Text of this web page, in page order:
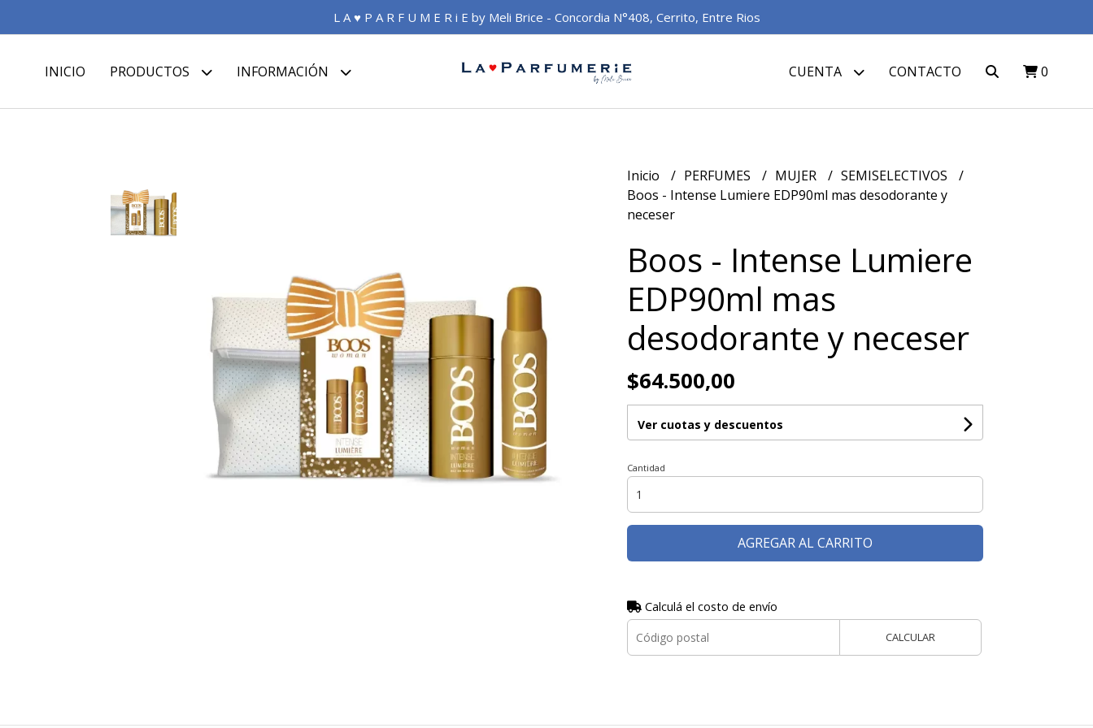
L A ♥ P A R F U M E R i E by Meli Brice - Concordia N°408, Cerrito, Entre Rios
INICIO PRODUCTOS INFORMACIÓN CUENTA CONTACTO 0
Inicio PERFUMES MUJER
SEMISELECTIVOS
Boos - Intense Lumiere EDP90ml mas desodorante y
neceser
Boos - Intense Lumiere
EDP90ml mas
desodorante y neceser
$64.500,00
Ver cuotas y descuentos
Cantidad
AGREGAR AL CARRITO
Calculá el costo de envío
CALCULAR